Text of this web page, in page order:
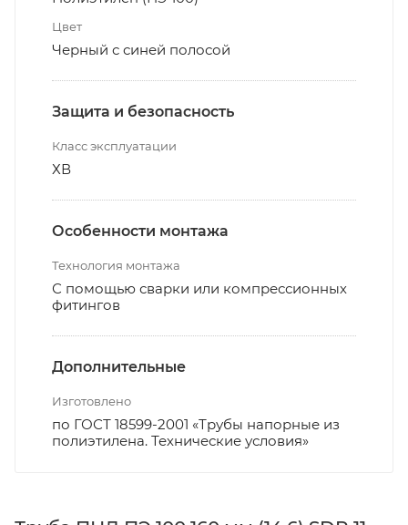
Цвет
Черный с синей полосой
Защита и безопасность
Класс эксплуатации
ХВ
Особенности монтажа
Технология монтажа
С помощью сварки или компрессионных
фитингов
Дополнительные
Изготовлено
по ГОСТ 18599-2001 «Трубы напорные из
полиэтилена. Технические условия»